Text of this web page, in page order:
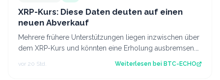
XRP-Kurs: Diese Daten deuten auf einen
neuen Abverkauf
Mehrere frühere Unterstützungen liegen inzwischen über
dem XRP-Kurs und könnten eine Erholung ausbremsen.
vor 20 Std. Weiterlesen bei BTC-ECHO